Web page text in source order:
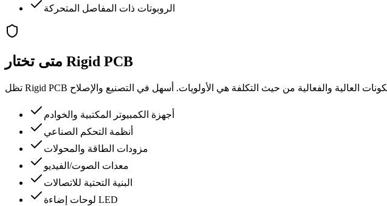
الروبوتات ذات المفاصل المتحركة
متى تختار Rigid PCB
أجهزة الكمبيوتر المكتبية والخوادم
أنظمة التحكم الصناعي
مزودات الطاقة والمحولات
معدات الصوت/الفيديو
البنية التحتية للاتصالات
لوحات إضاءة LED